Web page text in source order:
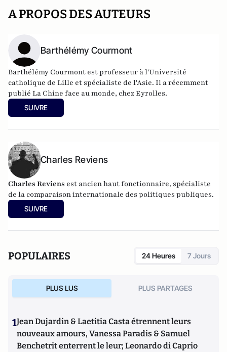
A PROPOS DES AUTEURS
Barthélémy Courmont
Barthélémy Courmont est professeur à l'Université
catholique de Lille et spécialiste de l'Asie. Il a récemment
publié La Chine face au monde, chez Eyrolles.
SUIVRE
Charles Reviens
Charles Reviens est ancien haut fonctionnaire, spécialiste
de la comparaison internationale des politiques publiques.
SUIVRE
POPULAIRES 24 Heures 7 Jours
PLUS LUS PLUS PARTAGES
1Jean Dujardin & Laetitia Casta étrennent leurs
nouveaux amours, Vanessa Paradis & Samuel
Benchetrit enterrent le leur; Leonardo di Caprio